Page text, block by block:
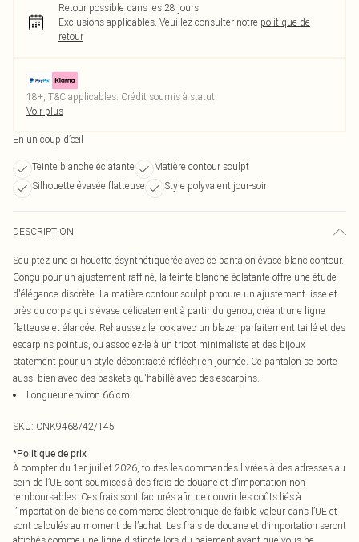
Retour possible dans les 28 jours
Exclusions applicables. Veuillez consulter notre politique de
retour
18+, T&C applicables. Crédit soumis à statut
Voir plus
En un coup d’œil
Teinte blanche éclatante
Matière contour sculpt
Silhouette évasée flatteuse
Style polyvalent jour-soir
DESCRIPTION
Sculptez une silhouette ésynthétiquerée avec ce pantalon évasé blanc contour.
Conçu pour un ajustement raffiné, la teinte blanche éclatante offre une étude
d'élégance discrète. La matière contour sculpt procure un ajustement lisse et
près du corps qui s'évase délicatement à partir du genou, créant une ligne
flatteuse et élancée. Rehaussez le look avec un blazer parfaitement taillé et des
escarpins pointus, ou associez-le à un tricot minimaliste et des bijoux
statement pour un style décontracté réfléchi en journée. Ce pantalon se porte
aussi bien avec des baskets qu'habillé avec des escarpins.
Longueur environ 66 cm
SKU: CNK9468/42/145
*Politique de prix
À compter du 1er juillet 2026, toutes les commandes livrées à des adresses au
sein de l’UE sont soumises à des frais de douane et d’importation non
remboursables. Ces frais sont facturés afin de couvrir les coûts liés à
l’importation de biens de commerce électronique de faible valeur dans l’UE et
sont calculés au moment de l’achat. Les frais de douane et d’importation seront